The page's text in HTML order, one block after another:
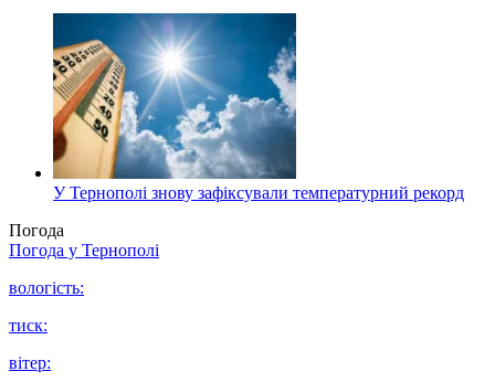
У Тернополі знову зафіксували температурний рекорд
Погода
Погода у Тернополі
вологість:
тиск:
вітер: